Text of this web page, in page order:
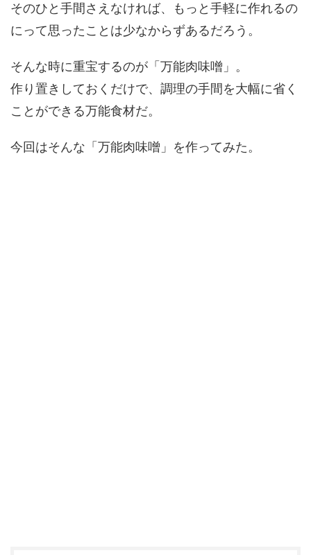
そのひと手間さえなければ、もっと手軽に作れるの
にって思ったことは少なからずあるだろう。
そんな時に重宝するのが「万能肉味噌」。
作り置きしておくだけで、調理の手間を大幅に省く
ことができる万能食材だ。
今回はそんな「万能肉味噌」を作ってみた。